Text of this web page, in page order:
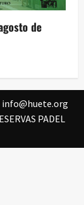
de
info@huete.org
PADEL